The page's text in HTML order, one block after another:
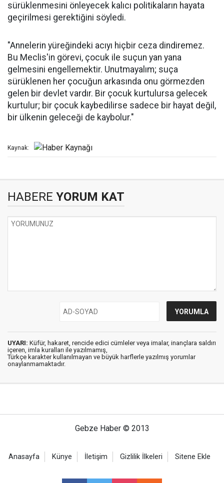
sürüklenmesini önleyecek kalıcı politikaların hayata
geçirilmesi gerektiğini söyledi.
"Annelerin yüreğindeki acıyı hiçbir ceza dindiremez.
Bu Meclis'in görevi, çocuk ile suçun yan yana
gelmesini engellemektir. Unutmayalım; suça
sürüklenen her çocuğun arkasında onu görmezden
gelen bir devlet vardır. Bir çocuk kurtulursa gelecek
kurtulur; bir çocuk kaybedilirse sadece bir hayat değil,
bir ülkenin geleceği de kaybolur."
Kaynak:
HABERE YORUM KAT
UYARI: Küfür, hakaret, rencide edici cümleler veya imalar, inançlara saldırı
içeren, imla kuralları ile yazılmamış,
Türkçe karakter kullanılmayan ve büyük harflerle yazılmış yorumlar
onaylanmamaktadır.
Gebze Haber © 2013
Anasayfa Künye İletişim Gizlilik İlkeleri Sitene Ekle